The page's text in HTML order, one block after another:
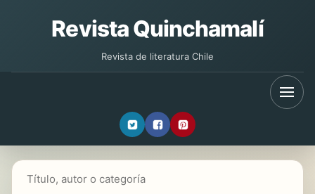
Revista Quinchamalí
Revista de literatura Chile